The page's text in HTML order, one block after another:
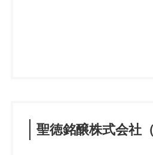
聖徳銘醸株式会社